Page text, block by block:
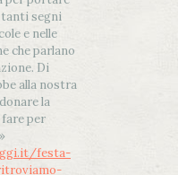
tanti segni
e nelle
che parlano
Di
alla nostra
la
fare per
festa-